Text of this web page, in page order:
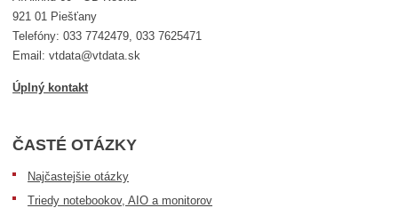
921 01 Piešťany
Telefóny: 033 7742479, 033 7625471
Email: vtdata@vtdata.sk
Úplný kontakt
ČASTÉ OTÁZKY
Najčastejšie otázky
Triedy notebookov, AIO a monitorov